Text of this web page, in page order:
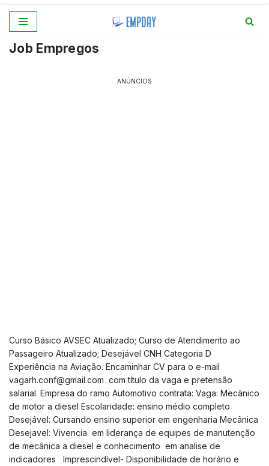
para
Job Empregos
ANÚNCIOS
Curso Básico AVSEC Atualizado; Curso de Atendimento ao
Passageiro Atualizado; Desejável CNH Categoria D
Experiência na Aviação. Encaminhar CV para o e-mail
vagarh.conf@gmail.com com título da vaga e pretensão
salarial. Empresa do ramo Automotivo contrata: Vaga: Mecânico
de motor a diesel Escolaridade: ensino médio completo
Desejável: Cursando ensino superior em engenharia Mecânica
Desejavel: Vivencia em liderança de equipes de manutenção
de mecânica a diesel e conhecimento em analise de
indicadores Imprescindível- Disponibilidade de horário e